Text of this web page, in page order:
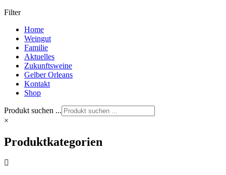
Filter
Home
Weingut
Familie
Aktuelles
Zukunftsweine
Gelber Orleans
Kontakt
Shop
Produkt suchen ...
×
Produktkategorien